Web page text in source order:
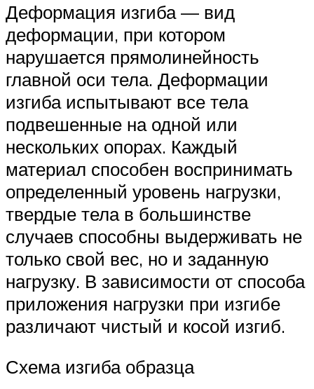
Деформация изгиба — вид
деформации, при котором
нарушается прямолинейность
главной оси тела. Деформации
изгиба испытывают все тела
подвешенные на одной или
нескольких опорах. Каждый
материал способен воспринимать
определенный уровень нагрузки,
твердые тела в большинстве
случаев способны выдерживать не
только свой вес, но и заданную
нагрузку. В зависимости от способа
приложения нагрузки при изгибе
различают чистый и косой изгиб.
Схема изгиба образца